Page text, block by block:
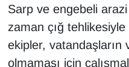
Sarp ve engebeli
zaman çığ tehlikesiyle
ekipler, vatandaşların
olmaması için